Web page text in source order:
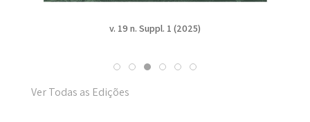
v. 19 n. Suppl. 1 (2025)
Ver Todas as Edições